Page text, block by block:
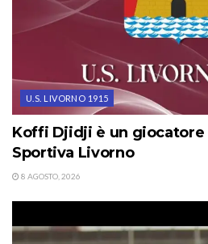
U.S. LIVORNO 1915
Koffi Djidji è un giocatore
Sportiva Livorno
8 AGOSTO, 2026